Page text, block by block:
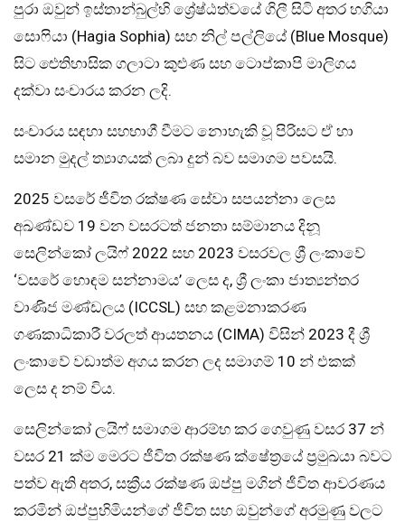
පුරා ඔවුන් ඉස්තාන්බුල්හි ශ්‍රේෂ්ඨත්වයේ ගිලී සිටි අතර හගියා
සොෆියා (Hagia Sophia) සහ නිල් පල්ලියේ (Blue Mosque)
සිට ඓතිහාසික ගලාටා කුළුණ සහ ටොප්කාපි මාලිගය
දක්වා සංචාරය කරන ලදි.
සංචාරය සඳහා සහභාගී වීමට නොහැකි වූ පිරිසට ඒ හා
සමාන මුදල් ත්‍යාගයක් ලබා දුන් බව සමාගම පවසයි.
2025 වසරේ ජීවිත රක්ෂණ සේවා සපයන්නා ලෙස
අඛණ්ඩව 19 වන වසරටත් ජනතා සම්මානය දිනූ
සෙලින්කෝ ලයිෆ් 2022 සහ 2023 වසරවල ශ්‍රී ලංකාවේ
‘වසරේ හොඳම සන්නාමය’ ලෙස ද, ශ්‍රී ලංකා ජාත්‍යන්තර
වාණිජ මණ්ඩලය (ICCSL) සහ කළමනාකරණ
ගණකාධිකාරී වරලත් ආයතනය (CIMA) විසින් 2023 දී ශ්‍රී
ලංකාවේ වඩාත්ම අගය කරන ලද සමාගම් 10 න් එකක්
ලෙස ද නම් විය.
සෙලින්කෝ ලයිෆ් සමාගම ආරම්භ කර ගෙවුණු වසර 37 න්
වසර 21 ක්ම මෙරට ජීවිත රක්ෂණ ක්ෂේත්‍රයේ ප්‍රමුඛයා බවට
පත්ව ඇති අතර, සක්‍රීය රක්ෂණ ඔප්පු මගින් ජීවිත ආවරණය
කරමින් ඔප්පුහිමියන්ගේ ජීවිත සහ ඔවුන්ගේ අරමුණු වලට